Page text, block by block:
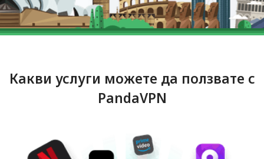
Какви услуги можете да ползвате с
PandaVPN